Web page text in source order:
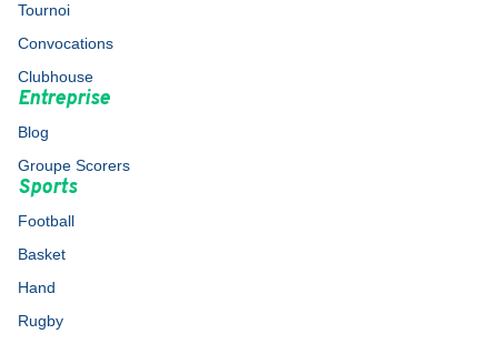
Tournoi
Convocations
Clubhouse
Entreprise
Blog
Groupe Scorers
Sports
Football
Basket
Hand
Rugby